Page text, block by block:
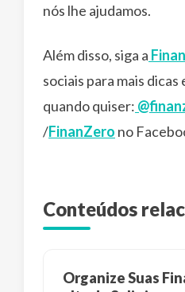
nós lhe ajudamos.
Além disso, siga a
sociais para mais
quando quiser:
/FinanZero no
Conteúdos
Organize Suas